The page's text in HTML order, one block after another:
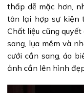
thấp dễ mặc hơn,
tân lại hợp sự kiện
Chất liệu cũng
sang, lụa mềm và
cưới cần sang, áo
ảnh cần lên hình